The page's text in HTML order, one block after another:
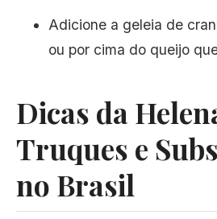
Adicione a geleia de
ou por cima do queijo
Dicas da
Truques e
no Brasil